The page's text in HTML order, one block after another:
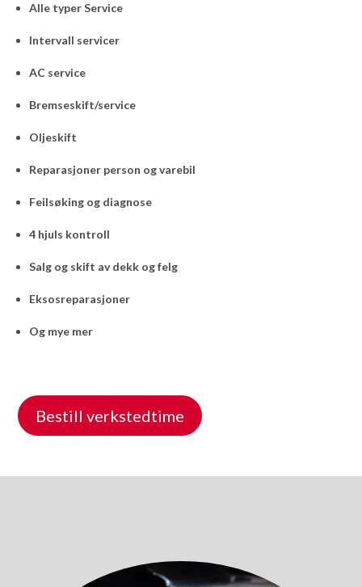
Alle typer Service
Intervall servicer
AC service
Bremseskift/service
Oljeskift
Reparasjoner person og varebil
Feilsøking og diagnose
4 hjuls kontroll
Salg og skift av dekk og felg
Eksosreparasjoner
Og mye mer
Bestill verkstedtime